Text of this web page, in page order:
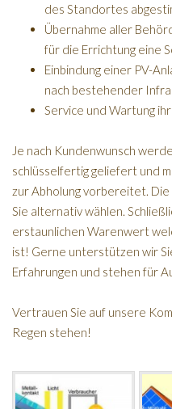
des Standortes
Übernahme aller
für die Errichtung eine
Einbindung einer PV-
nach bestehender
Service und Wartung
Je nach Kundenwunsch
schlüsselfertig geliefert und
zur Abholung vorbereitet.
Sie alternativ wählen.
erstaunlichen Warenwert
ist! Gerne unterstützen wir
Erfahrungen und stehen für
Vertrauen Sie auf unsere
Regen stehen!